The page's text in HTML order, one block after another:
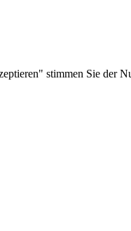
stimmen Sie der